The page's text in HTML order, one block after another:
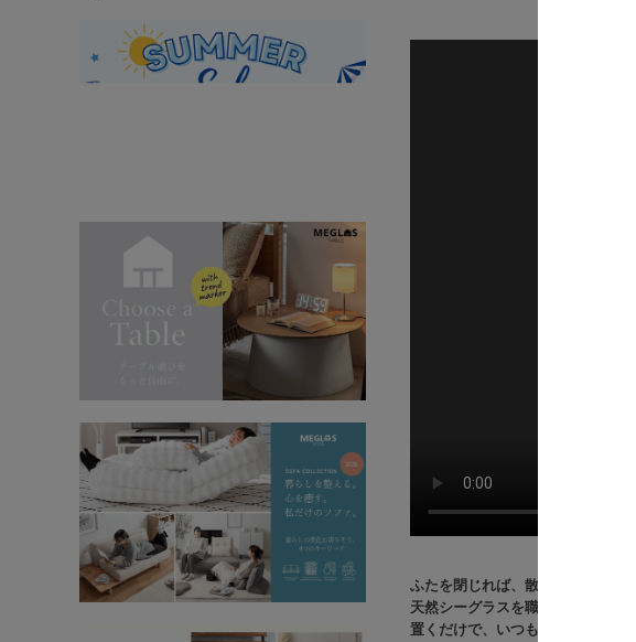
ふたを閉じれば、散らかりも生活
天然シーグラスを職人が丁寧に編
置くだけで、いつもの部屋に自然